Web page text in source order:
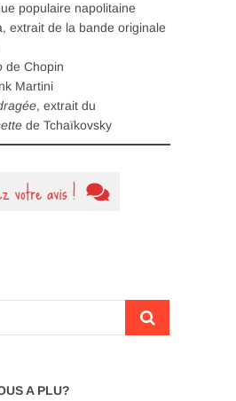
populaire napolitaine
extrait de la bande originale
de Chopin
Martini
, extrait du
de Tchaïkovsky
A PLU?